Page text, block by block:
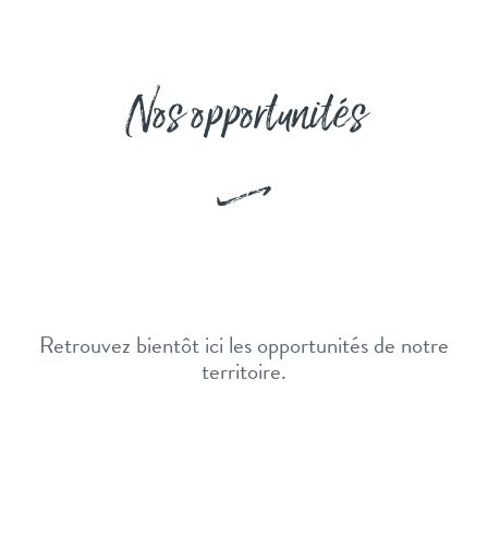
Nos opportunités
Retrouvez bientôt ici les opportunités de notre
territoire.